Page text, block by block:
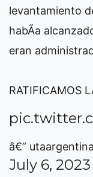
levantamiento
habÃ­a
eran
RATIFICAMOS
â€”
July 6, 2023